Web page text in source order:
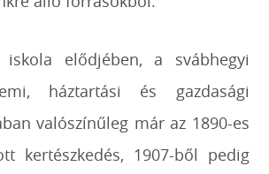
elődjében, a svábhegyi
háztartási és gazdasági
valószínűleg már az 1890-es
kertészkedés, 1907-ből pedig